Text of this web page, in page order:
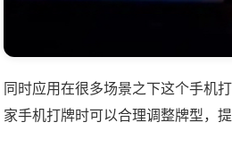
同时应用在很多场景之下这个手机
家手机打牌时可以合理调整牌型，